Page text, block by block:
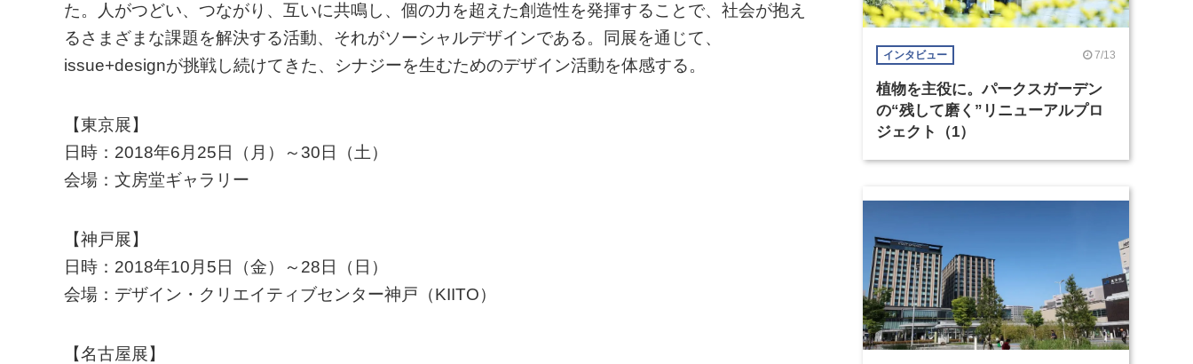
た。人がつどい、つながり、互いに共鳴し、個の力を超えた創造性を発揮することで、社会が抱え
るさまざまな課題を解決する活動、それがソーシャルデザインである。同展を通じて、
issue+designが挑戦し続けてきた、シナジーを生むためのデザイン活動を体感する。
【東京展】
日時：2018年6月25日（月）～30日（土）
会場：文房堂ギャラリー
【神戸展】
日時：2018年10月5日（金）～28日（日）
会場：デザイン・クリエイティブセンター神戸（KIITO）
【名古屋展】
インタビュー 7/13
植物を主役に。パークスガーデン
の“残して磨く”リニューアルプロ
ジェクト（1）